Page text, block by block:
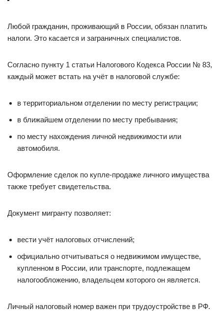
Любой гражданин, проживающий в России, обязан платить
налоги. Это касается и заграничных специалистов.
Согласно пункту 1 статьи Налогового Кодекса России № 83,
каждый может встать на учёт в налоговой службе:
в территориальном отделении по месту регистрации;
в ближайшем отделении по месту пребывания;
по месту нахождения личной недвижимости или
автомобиля.
Оформление сделок по купле-продаже личного имущества
также требует свидетельства.
Документ мигранту позволяет:
вести учёт налоговых отчислений;
официально отчитываться о недвижимом имуществе,
купленном в России, или транспорте, подлежащем
налогообложению, владельцем которого он является.
Личный налоговый номер важен при трудоустройстве в РФ.